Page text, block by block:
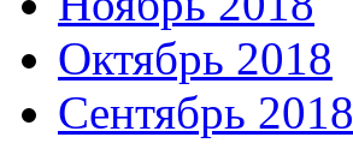
Октябрь 2018
Сентябрь 2018